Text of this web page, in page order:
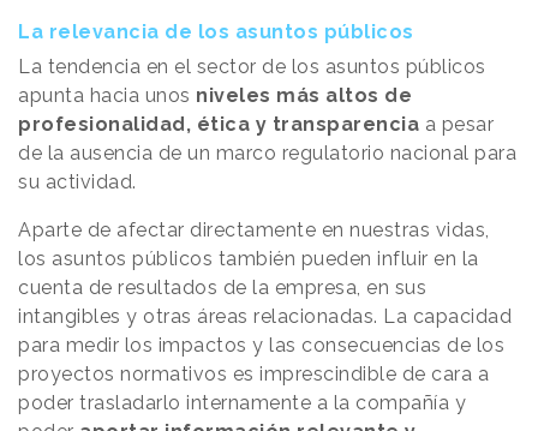
La relevancia de los asuntos públicos
La tendencia en el sector de los asuntos públicos
apunta hacia unos niveles más altos de
profesionalidad, ética y transparencia a pesar
de la ausencia de un marco regulatorio nacional para
su actividad.
Aparte de afectar directamente en nuestras vidas,
los asuntos públicos también pueden influir en la
cuenta de resultados de la empresa, en sus
intangibles y otras áreas relacionadas. La capacidad
para medir los impactos y las consecuencias de los
proyectos normativos es imprescindible de cara a
poder trasladarlo internamente a la compañía y